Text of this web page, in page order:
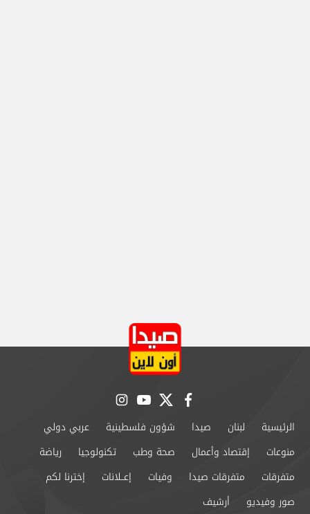
facebook
twitter
youtube
instagram
الرئيسية لبنان صيدا شؤون فلسطينية
عربي دولي
منوعات
إقتصاد وأعمال صحة وطب تكنولوجيا
رياضة
متفرقات
متفرقات صيدا وفيات إعــلانات
إخترنا لكم
صور وفيديو
أرشيف